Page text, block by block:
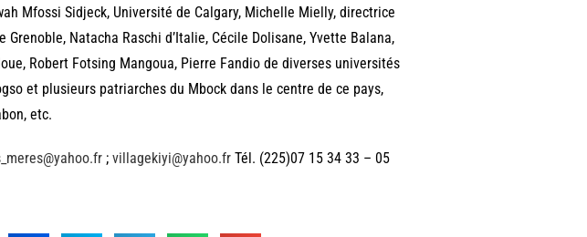
Mfossi Sidjeck, Université de Calgary, Michelle Mielly, directrice
Grenoble, Natacha Raschi d’Italie, Cécile Dolisane, Yvette Balana,
Robert Fotsing Mangoua, Pierre Fandio de diverses universités
et plusieurs patriarches du Mbock dans le centre de ce pays,
etc.
; villagekiyi@yahoo.frTél. (225)07 15 34 33 – 05